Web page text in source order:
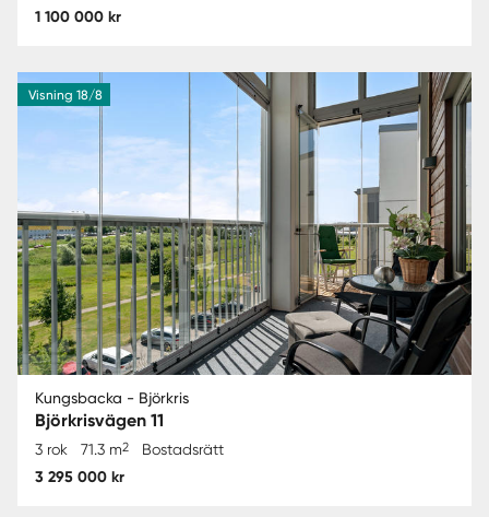
1 100 000 kr
Visning 18/8
Kungsbacka - Björkris
Björkrisvägen 11
3 rok 71.3 m2 Bostadsrätt
3 295 000 kr